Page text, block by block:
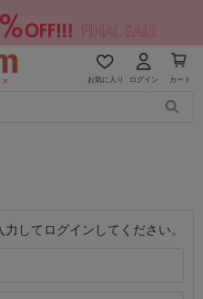
お気に入り ログイン カート
してログインしてください。